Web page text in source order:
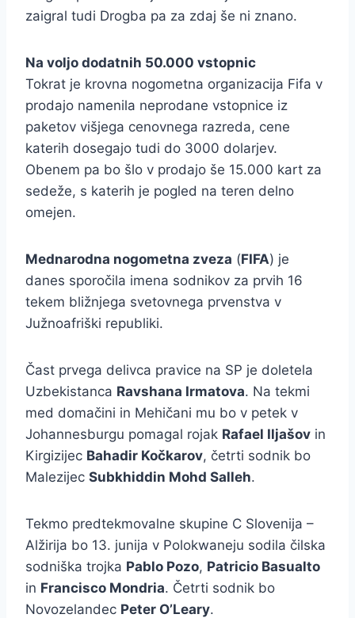
zaigral tudi Drogba pa za zdaj še ni znano.
Na voljo dodatnih 50.000 vstopnic
Tokrat je krovna nogometna organizacija Fifa v
prodajo namenila neprodane vstopnice iz
paketov višjega cenovnega razreda, cene
katerih dosegajo tudi do 3000 dolarjev.
Obenem pa bo šlo v prodajo še 15.000 kart za
sedeže, s katerih je pogled na teren delno
omejen.
Mednarodna nogometna zveza (FIFA) je
danes sporočila imena sodnikov za prvih 16
tekem bližnjega svetovnega prvenstva v
Južnoafriški republiki.
Čast prvega delivca pravice na SP je doletela
Uzbekistanca Ravshana Irmatova. Na tekmi
med domačini in Mehičani mu bo v petek v
Johannesburgu pomagal rojak Rafael Iljašov in
Kirgizijec Bahadir Kočkarov, četrti sodnik bo
Malezijec Subkhiddin Mohd Salleh.
Tekmo predtekmovalne skupine C Slovenija –
Alžirija bo 13. junija v Polokwaneju sodila čilska
sodniška trojka Pablo Pozo, Patricio Basualto
in Francisco Mondria. Četrti sodnik bo
Novozelandec Peter O’Leary.